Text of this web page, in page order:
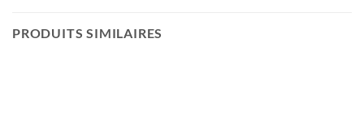
PRODUITS SIMILAIRES